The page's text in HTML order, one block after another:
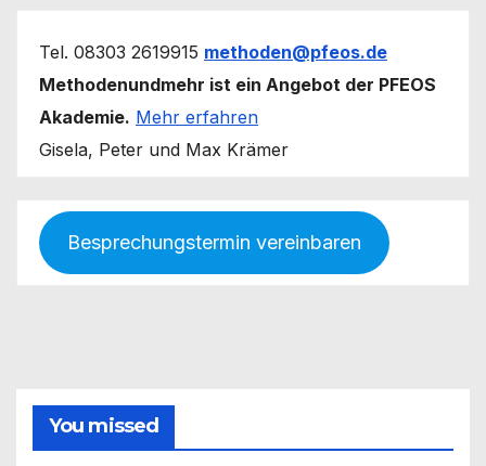
Tel. 08303 2619915 methoden@pfeos.de
Methodenundmehr ist ein Angebot der PFEOS
Akademie. Mehr erfahren
Gisela, Peter und Max Krämer
Besprechungstermin vereinbaren
You missed